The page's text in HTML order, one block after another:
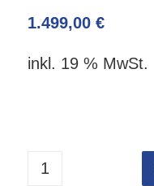
1.499,00 €
inkl. 19 % MwSt.